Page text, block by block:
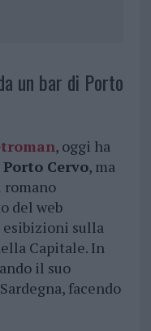
un bar di Porto
, oggi ha
Porto Cervo, ma
romano
del web
esibizioni sulla
Capitale. In
il suo
facendo